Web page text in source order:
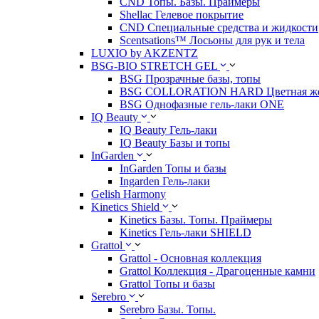
Shellac Гелевое покрытие
CND Специальные средства и жидкости
Scentsations™ Лосьоны для рук и тела
LUXIO by AKZENTZ
BSG-BIO STRETCH GEL
BSG Прозрачные базы, топы
BSG COLLORATION HARD Цветная
BSG Однофазные гель-лаки ONE
IQ Beauty
IQ Beauty Гель-лаки
IQ Beauty Базы и топы
InGarden
InGarden Топы и базы
Ingarden Гель-лаки
Gelish Harmony
Kinetics Shield
Kinetics Базы. Топы. Праймеры
Kinetics Гель-лаки SHIELD
Grattol
Grattol - Oснoвнaя коллекция
Grattol Коллекция - Драгоценные камни
Grattol Топы и базы
Serebro
Serebro Базы. Топы.